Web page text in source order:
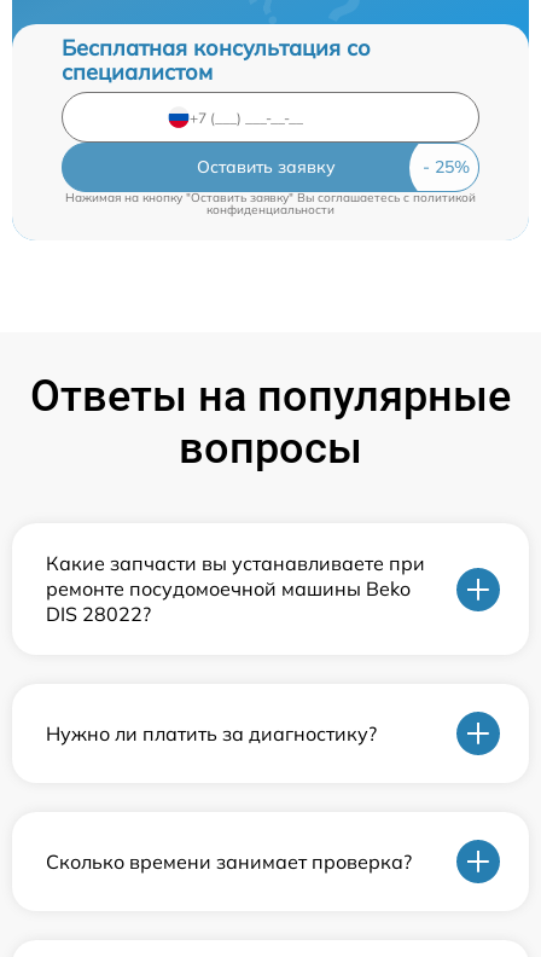
Бесплатная консультация со
специалистом
Оставить заявку
Нажимая на кнопку "Оставить заявку" Вы соглашаетесь c политикой
конфиденциальности
Ответы на популярные
вопросы
Какие запчасти вы устанавливаете при
ремонте посудомоечной машины Beko
DIS 28022?
Нужно ли платить за диагностику?
Сколько времени занимает проверка?